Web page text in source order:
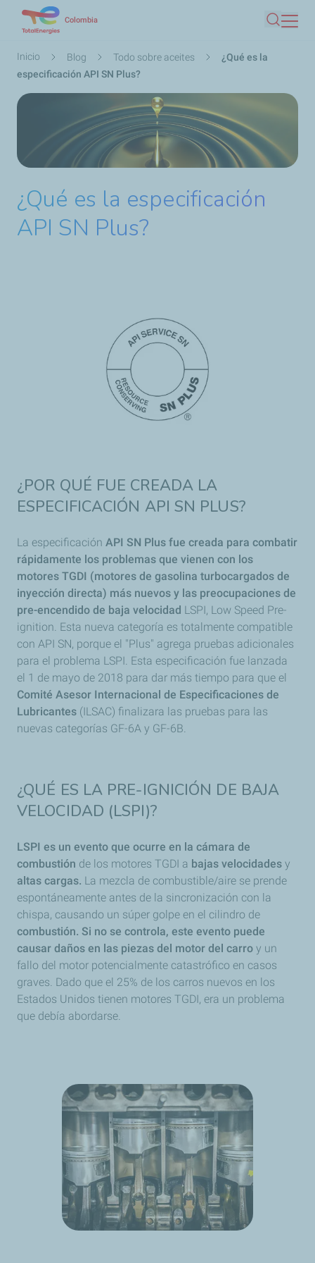
contenido
Colombia
Buscar
Ruta
de
navegación
Inicio Blog Todo sobre aceites
¿Qué es la
especificación API SN Plus?
¿Qué es la especificación
API SN Plus?
¿POR QUÉ FUE CREADA LA
ESPECIFICACIÓN API SN PLUS?
La especificación API SN Plus fue creada para combatir
rápidamente los problemas que vienen con los
motores TGDI (motores de gasolina turbocargados de
inyección directa) más nuevos y las preocupaciones de
pre-encendido de baja velocidad LSPI, Low Speed Pre-
ignition. Esta nueva categoría es totalmente compatible
con API SN, porque el "Plus" agrega pruebas adicionales
para el problema LSPI. Esta especificación fue lanzada
el 1 de mayo de 2018 para dar más tiempo para que el
Comité Asesor Internacional de Especificaciones de
Lubricantes (ILSAC) finalizara las pruebas para las
nuevas categorías GF-6A y GF-6B.
¿QUÉ ES LA PRE-IGNICIÓN DE BAJA
VELOCIDAD (LSPI)?
LSPI es un evento que ocurre en la cámara de
combustión de los motores TGDI a bajas velocidades y
altas cargas. La mezcla de combustible/aire se prende
espontáneamente antes de la sincronización con la
chispa, causando un súper golpe en el cilindro de
combustión. Si no se controla, este evento puede
causar daños en las piezas del motor del carro y un
fallo del motor potencialmente catastrófico en casos
graves. Dado que el 25% de los carros nuevos en los
Estados Unidos tienen motores TGDI, era un problema
que debía abordarse.